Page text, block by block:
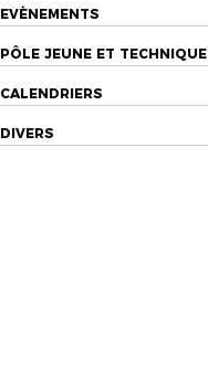
EVÈNEMENTS
PÔLE JEUNE ET TECHNIQUE
CALENDRIERS
DIVERS